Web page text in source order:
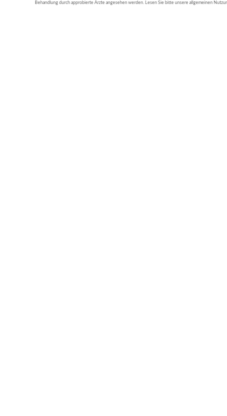
Behandlung durch approbierte Ärzte angesehen werden. Lesen Sie bitte unsere allgemeinen